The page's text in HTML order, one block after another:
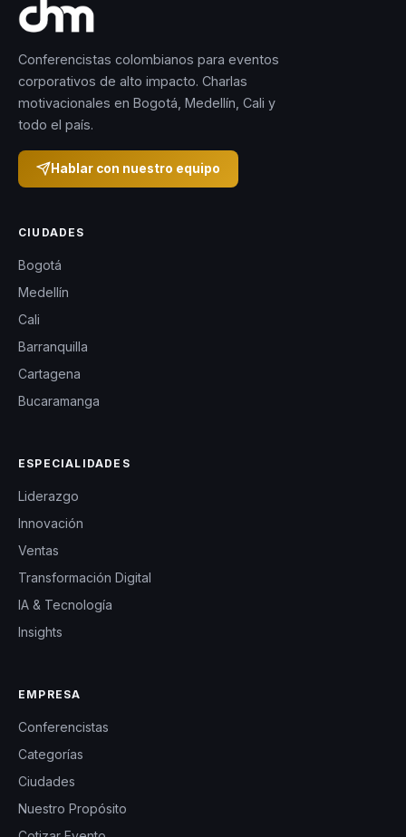
Conferencistas colombianos para eventos
corporativos de alto impacto. Charlas
motivacionales en Bogotá, Medellín, Cali y
todo el país.
Hablar con nuestro equipo
CIUDADES
Bogotá
Medellín
Cali
Barranquilla
Cartagena
Bucaramanga
ESPECIALIDADES
Liderazgo
Innovación
Ventas
Transformación Digital
IA & Tecnología
Insights
EMPRESA
Conferencistas
Categorías
Ciudades
Nuestro Propósito